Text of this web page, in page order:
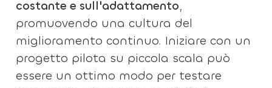
costante e sull'adattamento,
promuovendo una cultura del
miglioramento continuo. Iniziare con un
progetto pilota su piccola scala può
essere un ottimo modo per testare